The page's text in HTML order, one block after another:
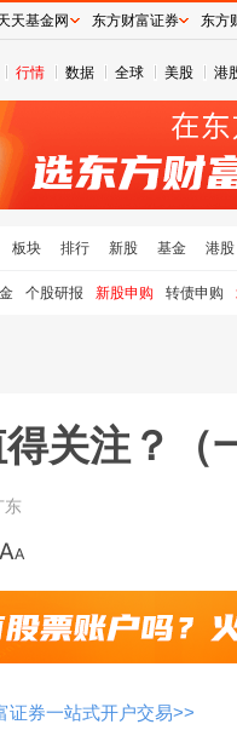
行情 数据 全球 美股 港
板块 排行 新股 基金 港股
个股研报 新股申购 转债申购
关注？（
证券一站式开户交易>>
天基金网 东方财富证券 东方